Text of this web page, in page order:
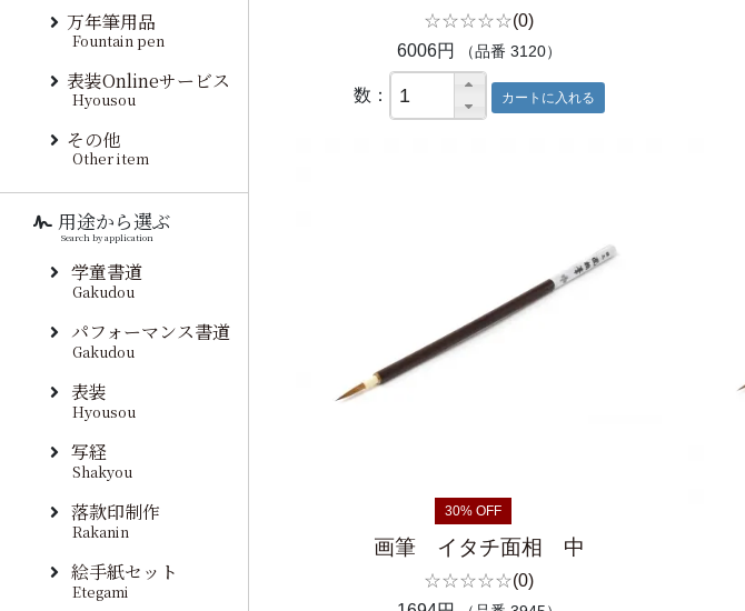
☆☆☆☆☆(0)
6006円
（品番 3120）
数：
30% OFF
画筆 イタチ面相 中
☆☆☆☆☆(0)
万年筆用品
Fountain pen
表装Onlineサービス
Hyousou
その他
Other item
用途から選ぶ
Search by application
学童書道
Gakudou
パフォーマンス書道
Gakudou
表装
Hyousou
写経
Shakyou
落款印制作
Rakanin
絵手紙セット
Etegami